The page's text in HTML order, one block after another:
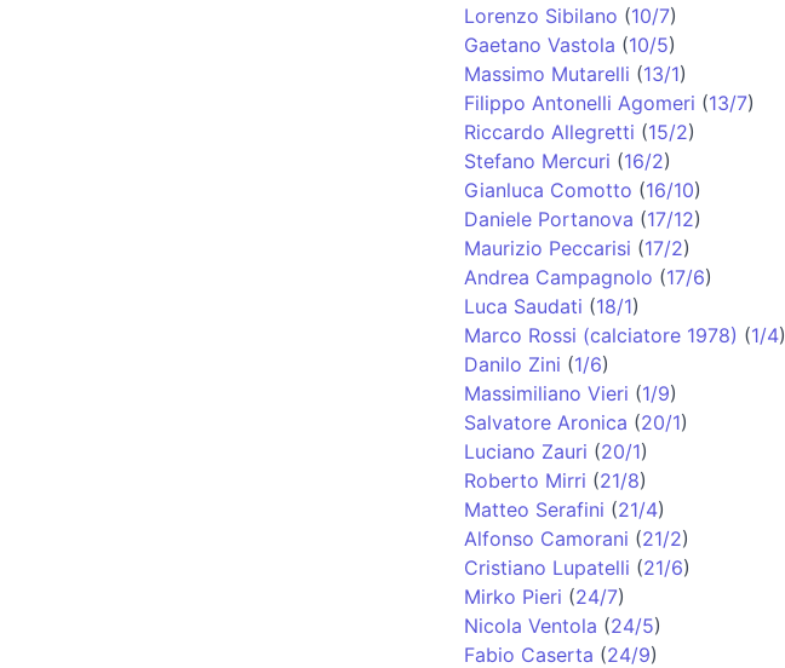
Lorenzo Sibilano (10/7)
Gaetano Vastola (10/5)
Massimo Mutarelli (13/1)
Filippo Antonelli Agomeri (13/7)
Riccardo Allegretti (15/2)
Stefano Mercuri (16/2)
Gianluca Comotto (16/10)
Daniele Portanova (17/12)
Maurizio Peccarisi (17/2)
Andrea Campagnolo (17/6)
Luca Saudati (18/1)
Marco Rossi (calciatore 1978) (1/4)
Danilo Zini (1/6)
Massimiliano Vieri (1/9)
Salvatore Aronica (20/1)
Luciano Zauri (20/1)
Roberto Mirri (21/8)
Matteo Serafini (21/4)
Alfonso Camorani (21/2)
Cristiano Lupatelli (21/6)
Mirko Pieri (24/7)
Nicola Ventola (24/5)
Fabio Caserta (24/9)